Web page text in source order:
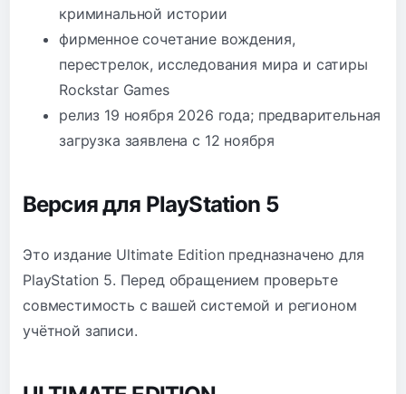
криминальной истории
фирменное сочетание вождения,
перестрелок, исследования мира и сатиры
Rockstar Games
релиз 19 ноября 2026 года; предварительная
загрузка заявлена с 12 ноября
Версия для PlayStation 5
Это издание Ultimate Edition предназначено для
PlayStation 5. Перед обращением проверьте
совместимость с вашей системой и регионом
учётной записи.